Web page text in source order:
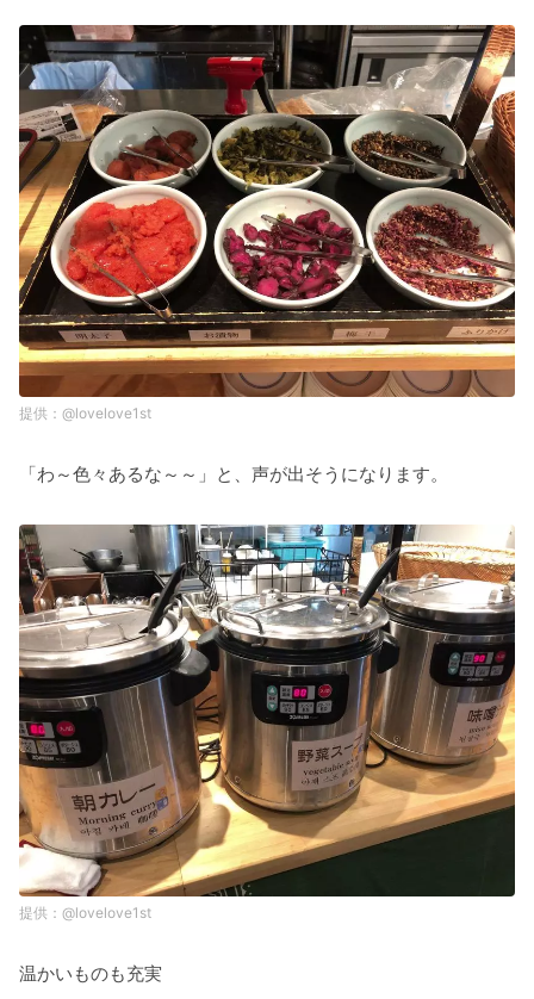
@lovelove1st
「わ～色々あるな～～」と、声が出そうになります。
@lovelove1st
温かいものも充実